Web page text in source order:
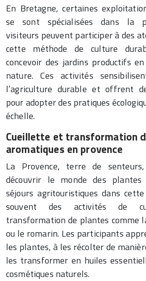
En Bretagne, certaines
se sont spécialisées dans la
visiteurs peuvent participer à des
cette méthode de culture
concevoir des jardins productifs
nature. Ces activités
l’agriculture durable et offrent
pour adopter des pratiques
échelle.
Cueillette et transformation
aromatiques en provence
La Provence, terre de
découvrir le monde des plantes
séjours agritouristiques dans
souvent des activités de
transformation de plantes comme
ou le romarin. Les participants
les plantes, à les récolter de
les transformer en huiles
cosmétiques naturels.